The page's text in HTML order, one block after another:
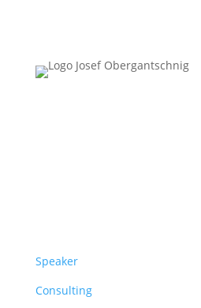
Speaker
Consulting